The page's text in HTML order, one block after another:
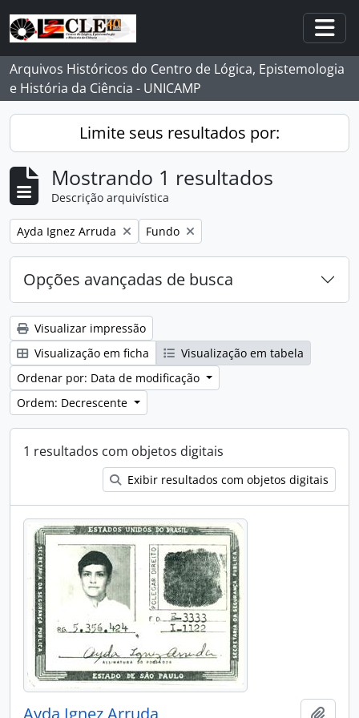
Skip to main content
Arquivos Históricos do Centro de Lógica, Epistemologia
e História da Ciência - UNICAMP
Limite seus resultados por:
Mostrando 1 resultados
Descrição arquivística
Remover filtro:
Ayda Ignez Arruda Remover filtro:
Fundo
Opções avançadas de busca
Visualizar impressão
Visualização em ficha
Visualização em tabela
Ordenar por: Data de modificação
Ordem: Decrescente
1 resultados com objetos digitais
Exibir resultados com objetos digitais
Ayda Ignez Arruda